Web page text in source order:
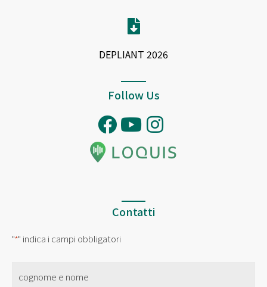
DEPLIANT 2026
Follow Us
Contatti
"*" indica i campi obbligatori